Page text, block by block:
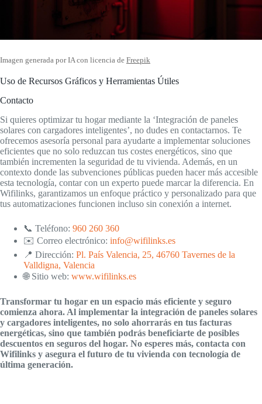
Imagen generada por IA con licencia de Freepik
Uso de Recursos Gráficos y Herramientas Útiles
Contacto
Si quieres optimizar tu hogar mediante la ‘Integración de paneles
solares con cargadores inteligentes’, no dudes en contactarnos. Te
ofrecemos asesoría personal para ayudarte a implementar soluciones
eficientes que no solo reduzcan tus costes energéticos, sino que
también incrementen la seguridad de tu vivienda. Además, en un
contexto donde las subvenciones públicas pueden hacer más accesible
esta tecnología, contar con un experto puede marcar la diferencia. En
Wifilinks, garantizamos un enfoque práctico y personalizado para que
tus automatizaciones funcionen incluso sin conexión a internet.
📞 Teléfono: 960 260 360
✉️ Correo electrónico: info@wifilinks.es
📍 Dirección: Pl. País Valencia, 25, 46760 Tavernes de la
Valldigna, Valencia
🌐 Sitio web: www.wifilinks.es
Transformar tu hogar en un espacio más eficiente y seguro
comienza ahora. Al implementar la integración de paneles solares
y cargadores inteligentes, no solo ahorrarás en tus facturas
energéticas, sino que también podrás beneficiarte de posibles
descuentos en seguros del hogar. No esperes más, contacta con
Wifilinks y asegura el futuro de tu vivienda con tecnología de
última generación.